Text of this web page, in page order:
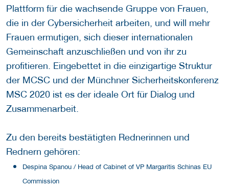
Plattform für die wachsende Gruppe von Frauen,
die in der Cybersicherheit arbeiten, und will mehr
Frauen ermutigen, sich dieser internationalen
Gemeinschaft anzuschließen und von ihr zu
profitieren. Eingebettet in die einzigartige Struktur
der MCSC und der Münchner Sicherheitskonferenz
MSC 2020 ist es der ideale Ort für Dialog und
Zusammenarbeit.
Zu den bereits bestätigten Rednerinnen und
Rednern gehören:
Despina Spanou / Head of Cabinet of VP Margaritis Schinas EU
Commission